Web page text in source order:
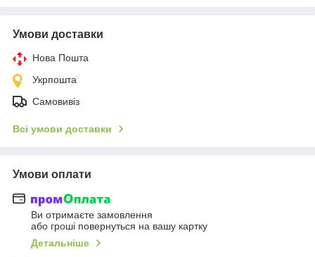
Умови доставки
Нова Пошта
Укрпошта
Самовивіз
Всі умови доставки
Умови оплати
Ви отримаєте замовлення
або гроші повернуться на вашу картку
Детальніше